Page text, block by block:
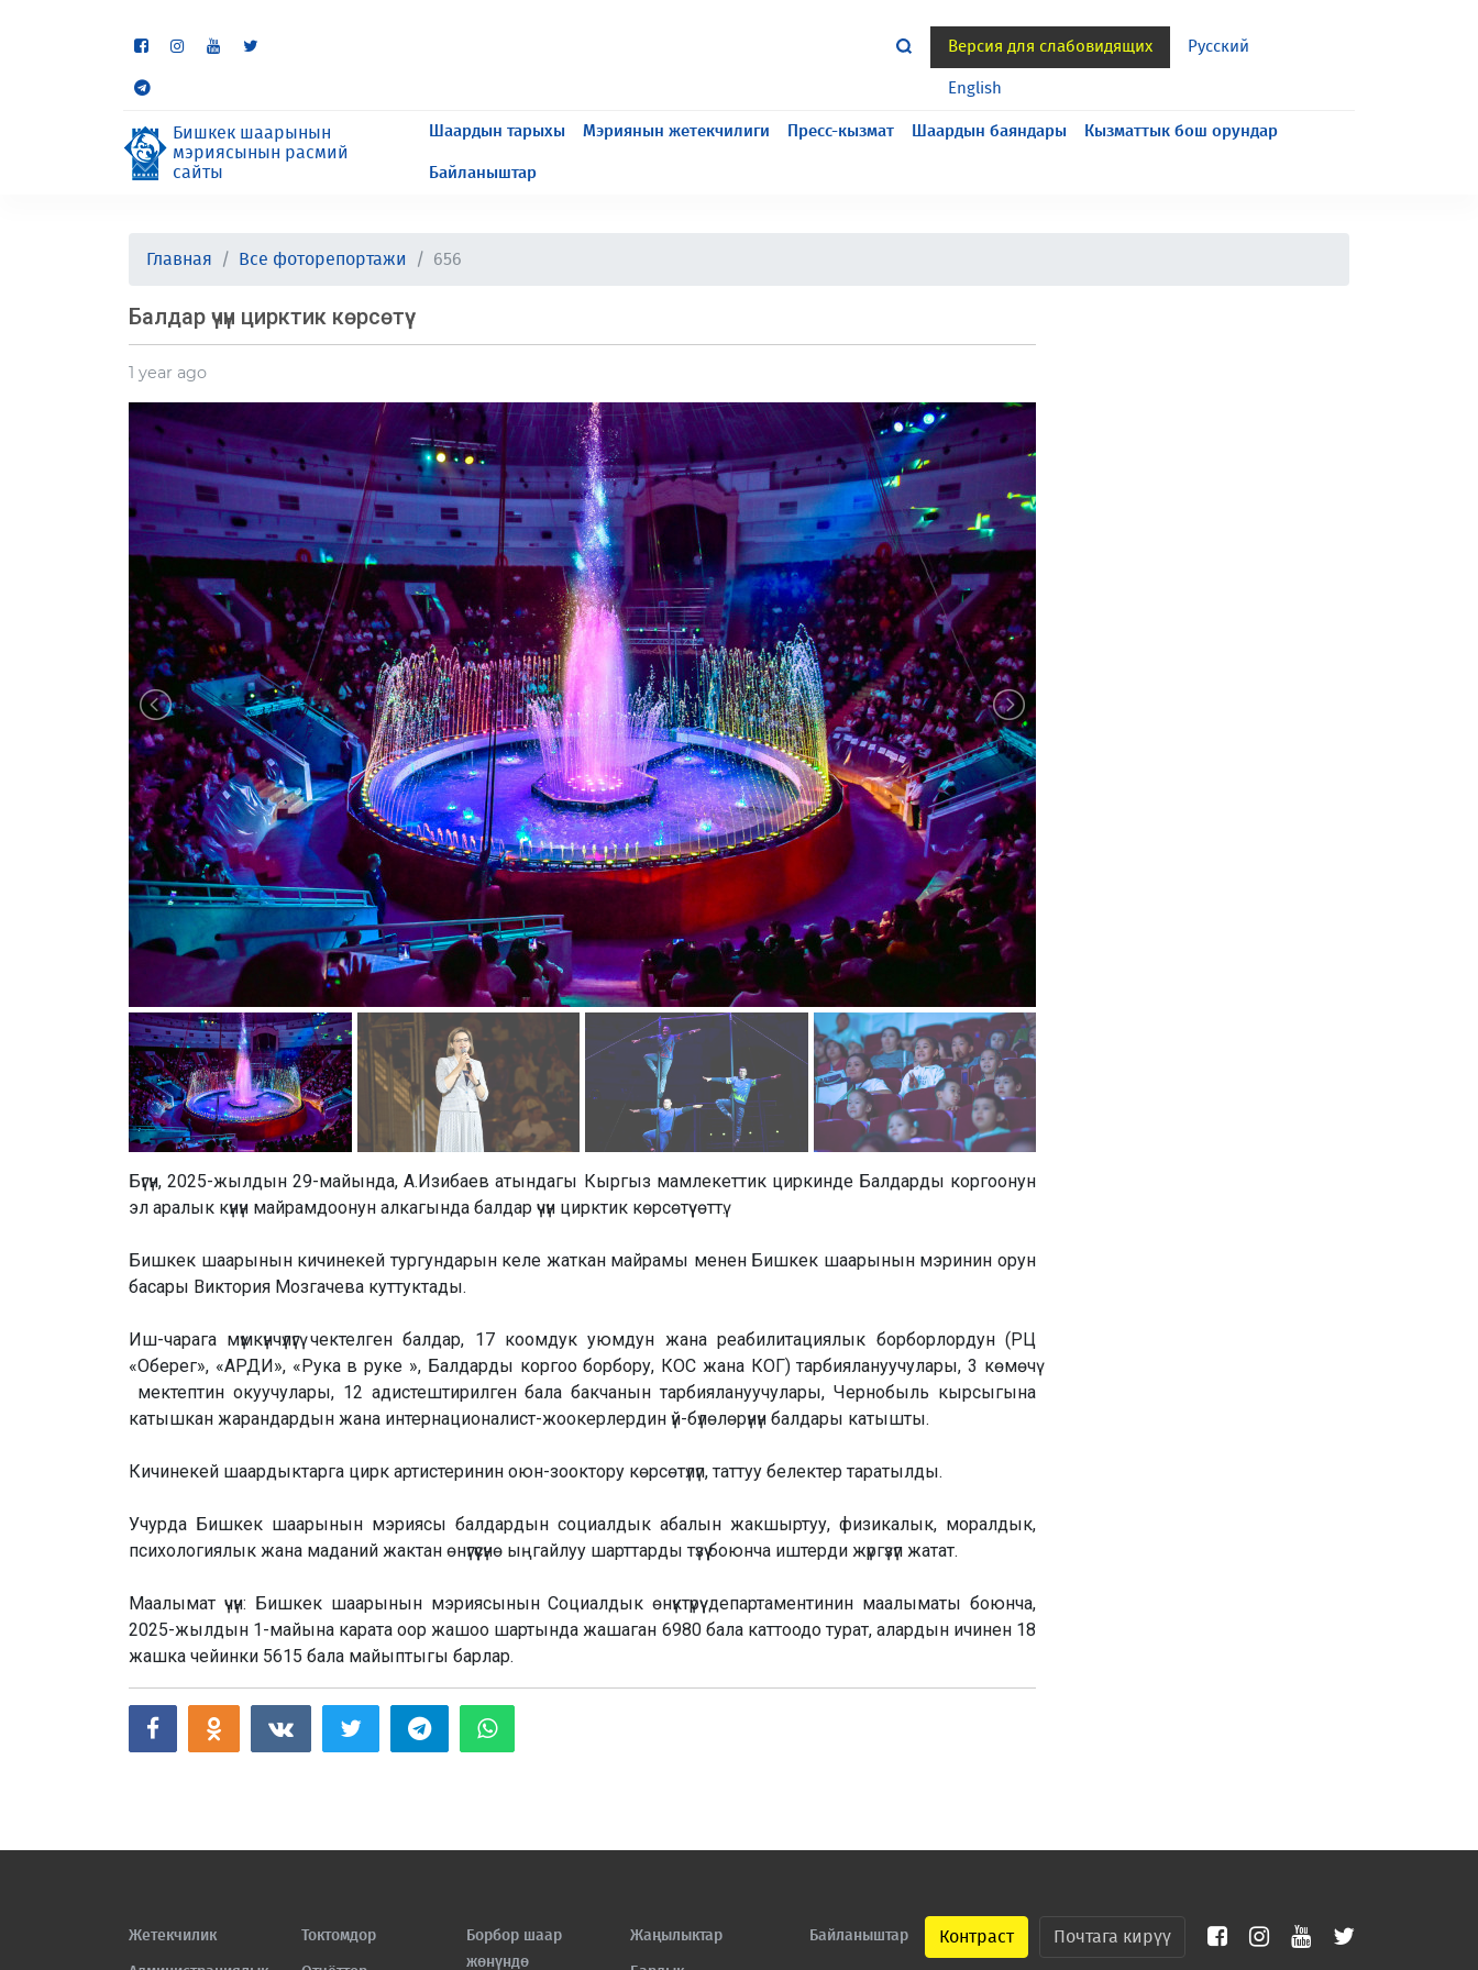
Версия для слабовидящих Русский
English
Бишкек шаарынын
мэриясынын расмий
сайты
Шаардын тарыхы Мэриянын жетекчилиги Пресс-кызмат Шаардын баяндары Кызматтык бош орундар
Байланыштар
Главная Все фоторепортажи 656
Балдар үчүн цирктик көрсөтүү
1 year ago
Бүгүн, 2025-жылдын 29-майында, А.Изибаев атындагы Кыргыз мамлекеттик циркинде Балдарды коргоонун
эл аралык күнүн майрамдоонун алкагында балдар үчүн цирктик көрсөтүү өттү.
Бишкек шаарынын кичинекей тургундарын келе жаткан майрамы менен Бишкек шаарынын мэринин орун
басары Виктория Мозгачева куттуктады.
Иш-чарага мүмкүнчүлүгү чектелген балдар, 17 коомдук уюмдун жана реабилитациялык борборлордун (РЦ
«Оберег», «АРДИ», «Рука в руке », Балдарды коргоо борбору, КОС жана КОГ) тарбиялануучулары, 3 көмөчү
мектептин окуучулары, 12 адистештирилген бала бакчанын тарбиялануучулары, Чернобыль кырсыгына
катышкан жарандардын жана интернационалист-жоокерлердин үй-бүлөлөрүнүн балдары катышты.
Кичинекей шаардыктарга цирк артистеринин оюн-зооктору көрсөтүлүп, таттуу белектер таратылды.
Учурда Бишкек шаарынын мэриясы балдардын социалдык абалын жакшыртуу, физикалык, моралдык,
психологиялык жана маданий жактан өнүгүүсүнө ыңгайлуу шарттарды түзүү боюнча иштерди жүргүзүп жатат.
Маалымат үчүн: Бишкек шаарынын мэриясынын Социалдык өнүктүрүү департаментинин маалыматы боюнча,
2025-жылдын 1-майына карата оор жашоо шартында жашаган 6980 бала каттоодо турат, алардын ичинен 18
жашка чейинки 5615 бала майыптыгы барлар.
Жетекчилик Токтомдор
Борбор шаар
жөнүндө
Жаңылыктар Байланыштар Контраст Почтага кирүү